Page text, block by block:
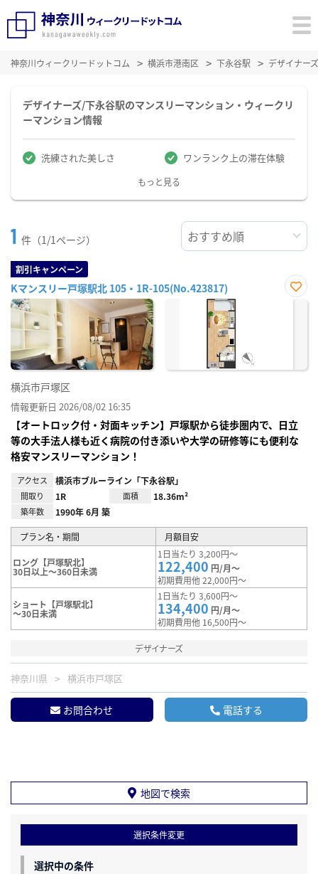
神奈川ウィークリードットコム 横浜市港南区 下永谷駅 デザイナー
デザイナーズ/下永谷駅のマンスリーマンション・ウィークリ
ーマンション情報
洗練された美しさ ワンランク上の滞在体験
もっと見る
1 件（1/1ページ）
割引キャンペーン
Kマンスリー戸塚駅北 105・1R-105(No.423817)
お気
横浜市戸塚区
情報更新日 2026/08/02 16:35
【オートロック付・対面キッチン】戸塚駅から徒歩圏内で、日立
等の大手法人様も近く病院の付き添いや大学の研修等にも便利な
格安マンスリーマンション！
アクセス 横浜市ブルーライン「下永谷駅」
間取り 1R 面積 18.36m²
築年数 1990年 6月 築
プラン名・期間 月額目安
ロング【戸塚駅北】
30日以上～360日未満
1日当たり 3,200円～
122,400 円/月～
初期費用他 22,000円～
ショート【戸塚駅北】
～30日未満
1日当たり 3,600円～
134,400 円/月～
初期費用他 16,500円～
デザイナーズ
神奈川県 横浜市戸塚区
お問合わせ 電話する
地図で検索
選択条件変更
選択中の条件